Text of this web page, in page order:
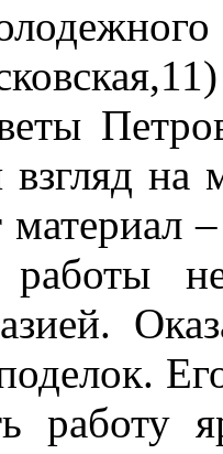
взгляд на
материал
работы
работу